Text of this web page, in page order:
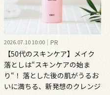
2026.07.10 10:00 PR
【50代のスキンケア】メイク
落としは“スキンケアの始ま
り“！ 落とした後の肌がうるお
いに満ちる、新発想のクレンジ